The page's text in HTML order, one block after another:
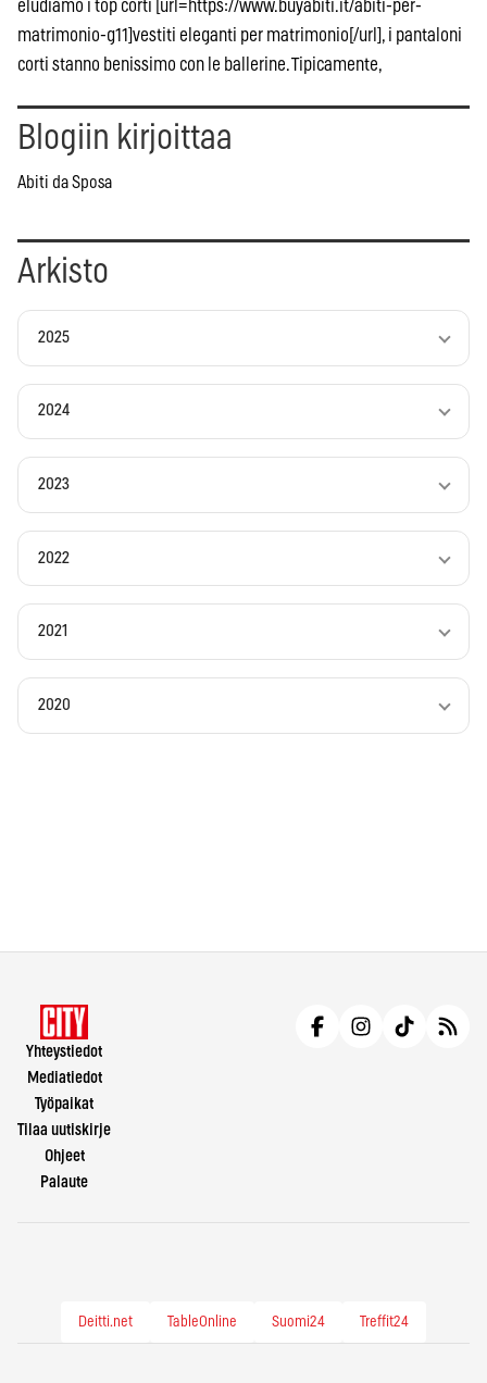
eludiamo i top corti [url=https://www.buyabiti.it/abiti-per-
matrimonio-g11]vestiti eleganti per matrimonio[/url], i pantaloni
corti stanno benissimo con le ballerine. Tipicamente,
Blogiin kirjoittaa
Abiti da Sposa
Arkisto
2025
2024
2023
2022
2021
2020
Yhteystiedot
Mediatiedot
Työpaikat
Tilaa uutiskirje
Ohjeet
Palaute
Deitti.net TableOnline Suomi24 Treffit24